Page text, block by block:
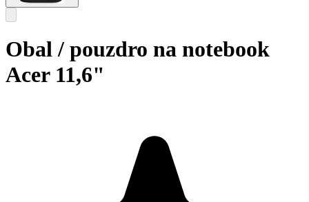
Obal / pouzdro na notebook
Acer 11,6"